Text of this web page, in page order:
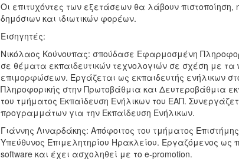
Οι επιτυχόντες των εξετάσεων θα λάβουν πιστοποίηση,
δημόσιων και ιδιωτικών φορέων.
Εισηγητές:
Νικόλαος Κούνουπας: σπούδασε Εφαρμοσμένη
σε θέματα εκπαιδευτικών τεχνολογιών σε σχέση με
επιμορφώσεων. Εργάζεται ως εκπαιδευτής ενήλικων
Πληροφορικής στην Πρωτοβάθμια και Δευτεροβάθμια
του τμήματος Εκπαίδευση Ενήλικων του ΕΑΠ.
προγραμμάτων για την Εκπαίδευση Ενήλικων.
Γιάννης Λιναρδάκης: Απόφοιτος του τμήματος
Υπεύθυνος Επιμελητηρίου Ηρακλείου. Εργαζόμενος ως
software και έχει ασχοληθεί με το e-promotion.